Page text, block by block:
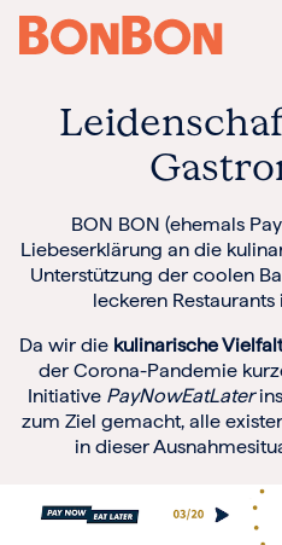
+
Bleibt garantiert
Perfekt für
Auf Wunsch
Anfrage/
Zur
+-
Happy
Von
Herzlichen
BON BON (ehemals
Liebeserklärung an die
Unterstützung der coolen
leckeren
Da wir die kulinarische Vielfalt
der Corona-Pandemie
Initiative PayNowEatLater
zum Ziel gemacht, alle
in dieser